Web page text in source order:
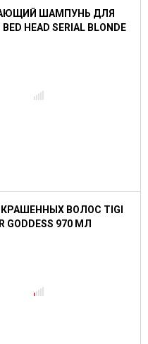
ШАМПУНЬ ДЛЯ
HEAD SERIAL BLONDE
ВОЛОС TIGI
GODDESS 970 МЛ